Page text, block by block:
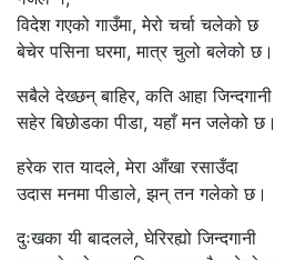
विदेश गएको गाउँमा, मेरो चर्चा चलेको छ
बेचेर पसिना घरमा, मात्र चुलो बलेको छ।
सबैले देख्छन् बाहिर, कति आहा जिन्दगानी
सहेर बिछोडका पीडा, यहाँ मन जलेको छ।
हरेक रात यादले, मेरा आँखा रसाउँदा
उदास मनमा पीडाले, झन् तन गलेको छ।
दुःखका यी बादलले, घेरिरह्यो जिन्दगानी